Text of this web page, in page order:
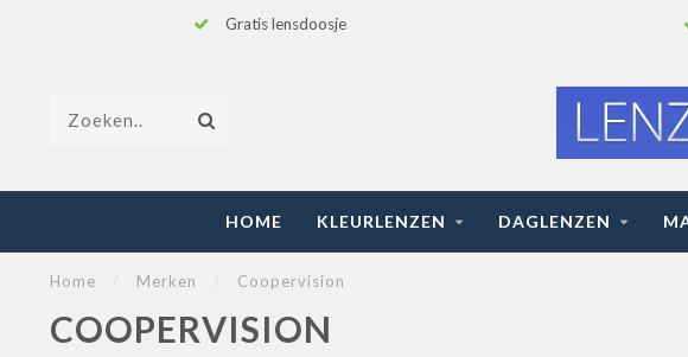
Gratis lensdoosje
HOME KLEURLENZEN DAGLENZEN
Home Merken Coopervision
COOPERVISION